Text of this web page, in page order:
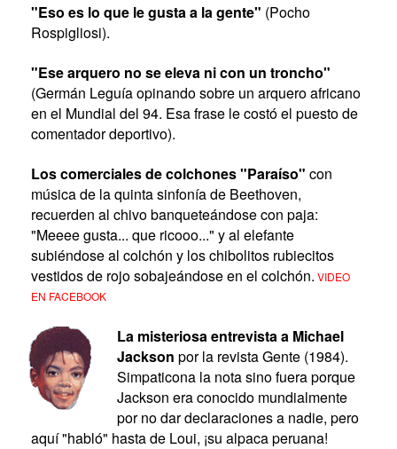
"Eso es lo que le gusta a la gente" (Pocho
Rospigliosi).
"Ese arquero no se eleva ni con un troncho"
(Germán Leguía opinando sobre un arquero africano
en el Mundial del 94. Esa frase le costó el puesto de
comentador deportivo).
Los comerciales de colchones "Paraíso" con
música de la quinta sinfonía de Beethoven,
recuerden al chivo banqueteándose con paja:
"Meeee gusta... que ricooo..." y al elefante
subiéndose al colchón y los chibolitos rubiecitos
vestidos de rojo sobajeándose en el colchón. VIDEO
EN FACEBOOK
La misteriosa entrevista a Michael
Jackson por la revista Gente (1984).
Simpaticona la nota sino fuera porque
Jackson era conocido mundialmente
por no dar declaraciones a nadie, pero
aquí "habló" hasta de Loui, ¡su alpaca peruana!